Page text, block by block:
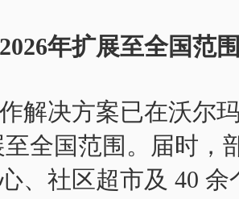
年扩展至全国范
解决方案已在沃尔
至全国范围。届时，
、社区超市及 40